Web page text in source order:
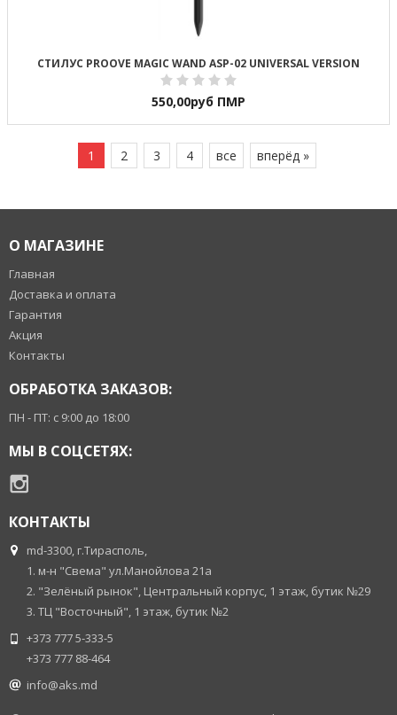
СТИЛУС PROOVE MAGIC WAND ASP-02 UNIVERSAL VERSION
550,00руб ПМР
1 2 3 4 все вперёд »
О МАГАЗИНЕ
Главная
Доставка и оплата
Гарантия
Акция
Контакты
ОБРАБОТКА ЗАКАЗОВ:
ПН - ПТ: с 9:00 до 18:00
МЫ В СОЦСЕТЯХ:
КОНТАКТЫ
md-3300, г.Тирасполь,
1. м-н "Свема" ул.Манойлова 21а
2. "Зелёный рынок", Центральный корпус, 1 этаж, бутик №29
3. ТЦ "Восточный", 1 этаж, бутик №2
+373 777 5-333-5
+373 777 88-464
info@aks.md